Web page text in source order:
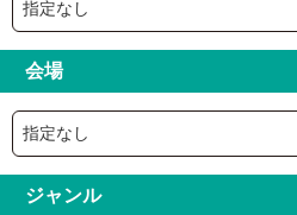
会場
ジャンル